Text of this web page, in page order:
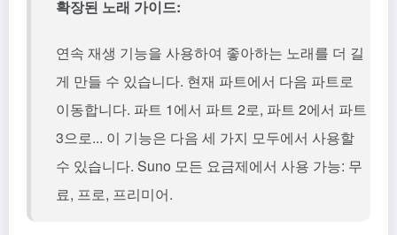
확장된 노래 가이드:
연속 재생 기능을 사용하여 좋아하는 노래를 더 길
게 만들 수 있습니다. 현재 파트에서 다음 파트로
이동합니다. 파트 1에서 파트 2로, 파트 2에서 파트
3으로... 이 기능은 다음 세 가지 모두에서 사용할
수 있습니다. Suno 모든 요금제에서 사용 가능: 무
료, 프로, 프리미어.